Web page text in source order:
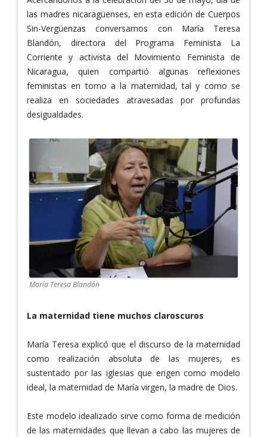
las madres nicaragüenses, en esta edición de Cuerpos
Sin-Vergüenzas conversamos con María Teresa
Blandón, directora del Programa Feminista La
Corriente y activista del Movimiento Feminista de
Nicaragua, quien compartió algunas reflexiones
feministas en torno a la maternidad, tal y como se
realiza en sociedades atravesadas por profundas
desigualdades.
María Teresa Blandón
La maternidad tiene muchos claroscuros
María Teresa explicó que el discurso de la maternidad
como realización absoluta de las mujeres, es
sustentado por las iglesias que erigen como modelo
ideal, la maternidad de María virgen, la madre de Dios.
Este modelo idealizado sirve como forma de medición
de las maternidades que llevan a cabo las mujeres de